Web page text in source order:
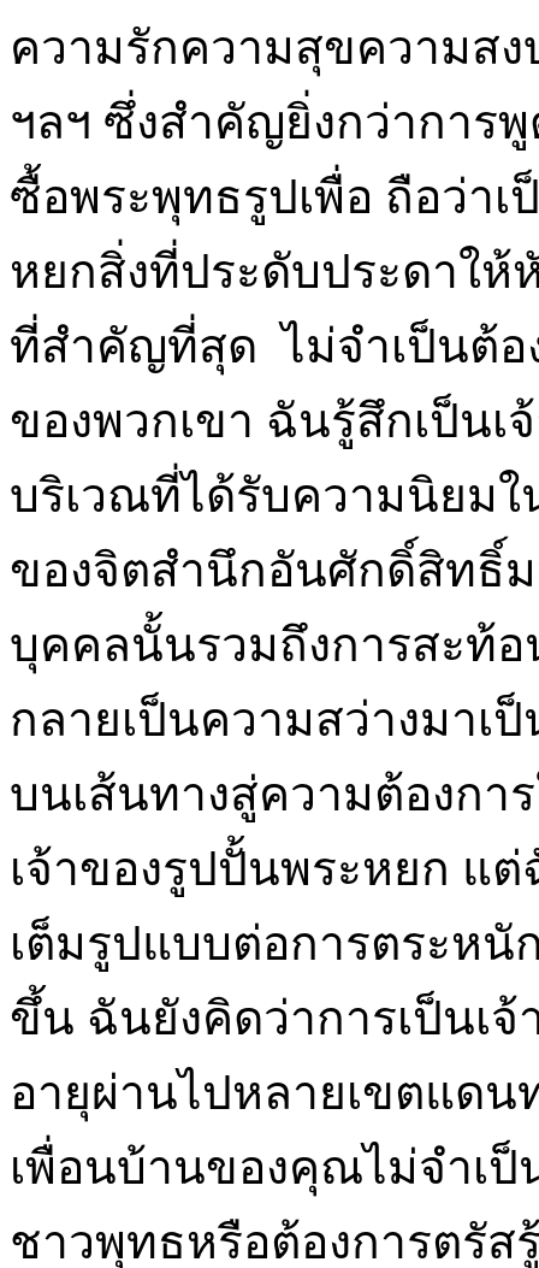
ความรักความสุขความส
ฯลฯ ซึ่งสำคัญยิ่งกว่าการ
ซื้อพระพุทธรูปเพื่อ ถือว่า
หยกสิ่งที่ประดับประดาให้
ที่สำคัญที่สุด ไม่จำเป็นต้
ของพวกเขา ฉันรู้สึกเป็นเ
บริเวณที่ได้รับความนิยม
ของจิตสำนึกอันศักดิ์สิทธิ์
บุคคลนั้นรวมถึงการสะท้
กลายเป็นความสว่างมาเ
บนเส้นทางสู่ความต้องกา
เจ้าของรูปปั้นพระหยก แ
เต็มรูปแบบต่อการตระห
ขึ้น ฉันยังคิดว่าการเป็นเ
อายุผ่านไปหลายเขตแด
เพื่อนบ้านของคุณไม่จำเป็
ชาวพุทธหรือต้องการตรัส